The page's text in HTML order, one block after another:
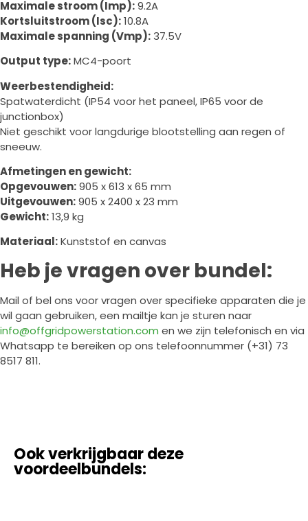
Maximale stroom (Imp):9.2A
Kortsluitstroom (Isc):10.8A
Maximale spanning (Vmp):37.5V
Output type:MC4-poort
Weerbestendigheid:
Spatwaterdicht (IP54 voor het paneel, IP65 voor de
junctionbox)
Niet geschikt voor langdurige blootstelling aan regen of
sneeuw.
Afmetingen en gewicht:
Opgevouwen:905 x 613 x 65 mm
Uitgevouwen:905 x 2400 x 23 mm
Gewicht:13,9 kg
Materiaal:Kunststof en canvas
Heb je vragen over bundel:
Mail of bel ons voor vragen over specifieke apparaten die je
wil gaan gebruiken, een mailtje kan je sturen naar
info@offgridpowerstation.com en we zijn telefonisch en via
Whatsapp te bereiken op ons telefoonnummer (+31) 73
8517 811.
Ook verkrijgbaar deze
voordeelbundels: